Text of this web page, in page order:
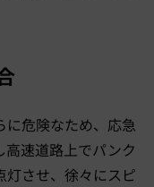
に危険なため、応急
速道路上でパンク
灯させ、徐々にスピ